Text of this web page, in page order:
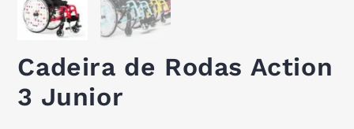
Cadeira de Rodas Action
3 Junior